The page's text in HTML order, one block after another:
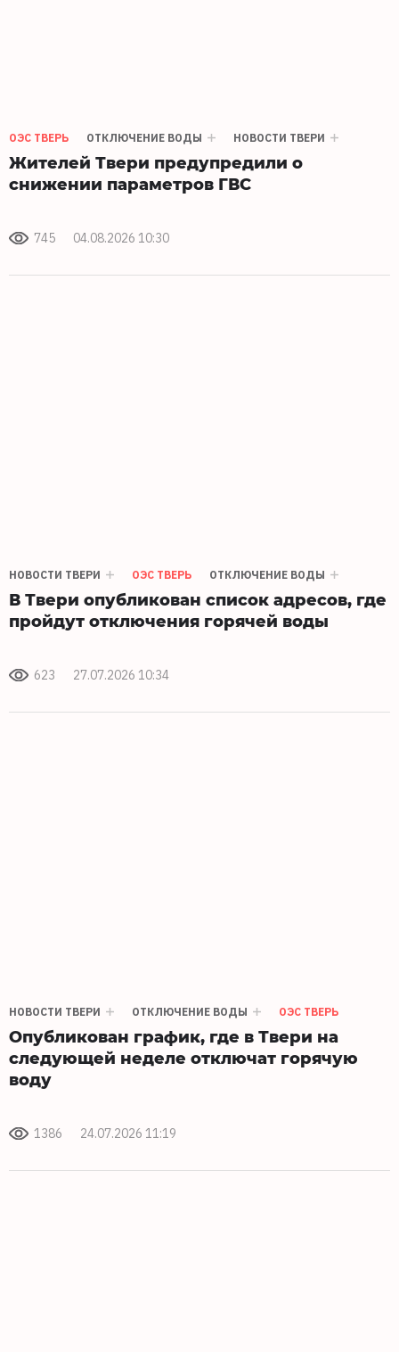
ОЭС ТВЕРЬ ОТКЛЮЧЕНИЕ ВОДЫ НОВОСТИ ТВЕРИ
Жителей Твери предупредили о
снижении параметров ГВС
745 04.08.2026 10:30
НОВОСТИ ТВЕРИ ОЭС ТВЕРЬ ОТКЛЮЧЕНИЕ ВОДЫ
В Твери опубликован список адресов, где
пройдут отключения горячей воды
623 27.07.2026 10:34
НОВОСТИ ТВЕРИ ОТКЛЮЧЕНИЕ ВОДЫ ОЭС ТВЕРЬ
Опубликован график, где в Твери на
следующей неделе отключат горячую
воду
1386 24.07.2026 11:19